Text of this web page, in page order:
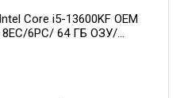
Core i5-13600KF OEM
8EC/6PC/ 64 ГБ ОЗУ/
OC 8GB GDDR7 128bit